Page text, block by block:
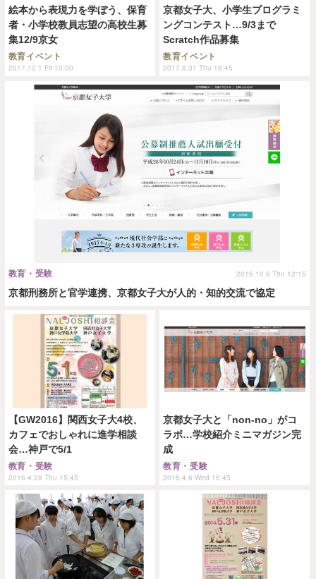
絵本から表現力を学ぼう、保育
者・小学校教員志望の高校生募
集12/9京女
教育イベント
2017.12.1 Fri 10:00
京都女子大、小学生プログラミ
ングコンテスト…9/3まで
Scratch作品募集
教育イベント
2017.8.31 Thu 16:45
京都刑務所と官学連携、京都女子大が人的・知的交流で協定
教育・受験 2016.10.6 Thu 12:15
【GW2016】関西女子大4校、
カフェでおしゃれに進学相談
会…神戸で5/1
教育・受験
2016.4.28 Thu 15:45
京都女子大と「non-no」がコ
ラボ…学校紹介ミニマガジン完
成
教育・受験
2016.4.6 Wed 16:45